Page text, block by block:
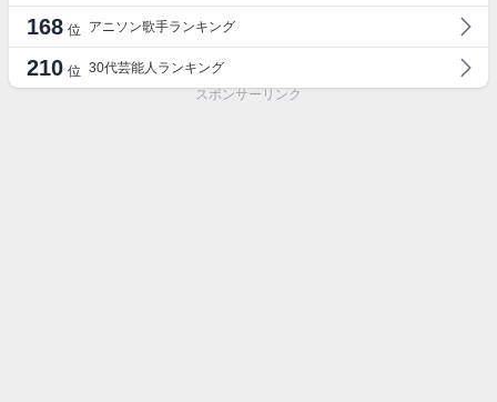
168 位 アニソン歌手ランキング
210 位 30代芸能人ランキング
スポンサーリンク